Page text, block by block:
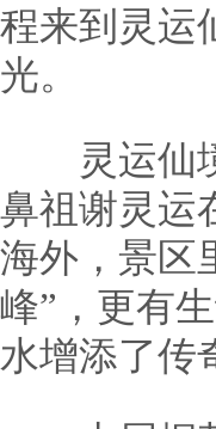
程来到灵运
光。
灵运仙境
鼻祖谢灵运
海外，景区
峰”，更有
水增添了传